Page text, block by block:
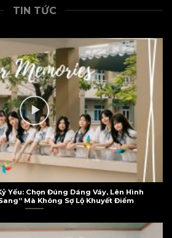
TIN TỨC
Yếu: Chọn Đúng Dáng Váy, Lên Hình
Mà Không Sợ Lộ Khuyết Điểm